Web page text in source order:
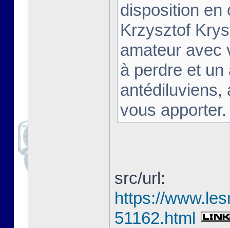
disposition en
Krzysztof
amateur avec
à perdre et
antédiluviens,
vous
src/url:
https://
51162.html